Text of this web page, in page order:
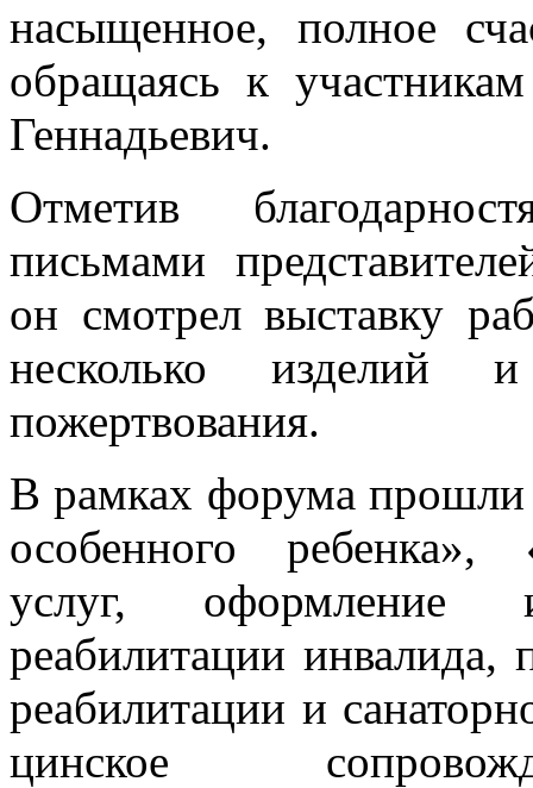
нужно делать с
насыщенное, полное
обращаясь к
Геннадьевич.
Отметив
письмами
он смотрел выставку
несколько изделий и
пожертвования.
В рамках форума прошли
особенного ребенка»,
услуг, оформление
реабилитации ин­валида,
реабилитации и